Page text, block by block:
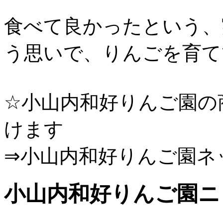
食べて良かったという
う思いで、りんごを育
☆小山内和好りんご園
けます
⇒小山内和好りんご園ネ
小山内和好りんご園